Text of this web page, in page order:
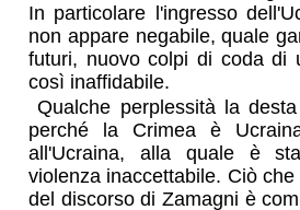
In particolare l'ingresso
non appare negabile, quale
futuri, nuovo colpi di coda di
così inaffidabile.
Qualche perplessità la
perché la Crimea è
all'Ucraina, alla quale è
violenza inaccettabile. Ciò
del discorso di Zamagni è